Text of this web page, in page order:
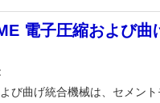
電子圧縮および
び曲げ統合機械は、セメン